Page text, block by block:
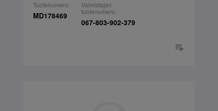
Tuotenumero:
MD178469
Valmistajan
tuotenumero:
067-803-902-379